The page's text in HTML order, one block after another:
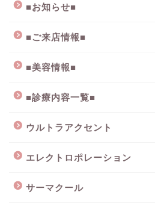
■お知らせ■
■ご来店情報■
■美容情報■
■診療内容一覧■
ウルトラアクセント
エレクトロポレーション
サーマクール